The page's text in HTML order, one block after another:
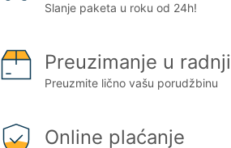
Slanje paketa u roku od 24h!
Preuzimanje u radnji
Preuzmite lično vašu porudžbinu
Online plaćanje